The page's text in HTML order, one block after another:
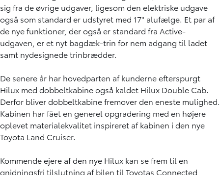
sig fra de øvrige udgaver, ligesom den elektriske udgave
også som standard er udstyret med 17" alufælge. Et par af
de nye funktioner, der også er standard fra Active-
udgaven, er et nyt bagdæk-trin for nem adgang til ladet
samt nydesignede trinbrædder.
De senere år har hovedparten af kunderne efterspurgt
Hilux med dobbeltkabine også kaldet Hilux Double Cab.
Derfor bliver dobbeltkabine fremover den eneste mulighed.
Kabinen har fået en generel opgradering med en højere
oplevet materialekvalitet inspireret af kabinen i den nye
Toyota Land Cruiser.
Kommende ejere af den nye Hilux kan se frem til en
gnidningsfri tilslutning af bilen til Toyotas Connected